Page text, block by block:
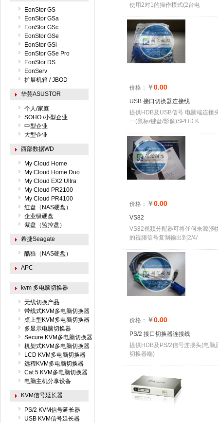
使用2对1的操作模式(2台电
价格： ￥0.00
USB 接口切换器连接线
提供HDB及USB信号 电脑端连接
一(鼠标/键盘/影像)SPHD K
价格： ￥0.00
VS82
VS82视频分配器可将任何来源(例
的视频信号复制输出到2/4/
价格： ￥0.00
PS/2 接口切换器连接线
提供HDB及PS/2信号连接头(电脑
切换器端)
EonStor GS
EonStor GSa
EonStor GSc
EonStor GSe
EonStor GSi
EonStor GSe Pro
EonStor DS
EonServ
扩展机箱 / JBOD
华芸ASUSTOR
个人/家庭
SOHO /小型企业
中型企业
大型企业
西部数据WD
My Cloud Home
My Cloud Home Duo
My Cloud EX2 Ultra
My Cloud PR2100
My Cloud PR4100
红盘（NAS硬盘）
企业级硬盘
紫盘（监控盘）
希捷Seagate
酷狼（NAS硬盘）
APC
kvm 多电脑切换器
无线切换产品
带线式KVM多电脑切换器
桌上型KVM多电脑切换器
多显示电脑切换器
Secure KVM多电脑切换器
机架式KVM多电脑切换器
LCD KVM多电脑切换器
远程KVM多电脑切换器
Cat 5 KVM多电脑切换器
电脑主机分享设备
KVM信号延长器
PS/2 KVM信号延长器
USB KVM信号延长器